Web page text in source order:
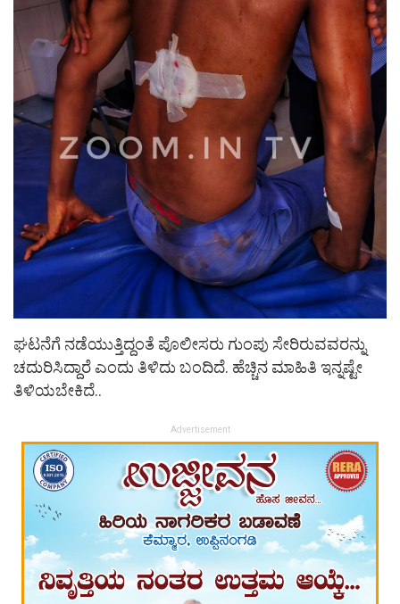
ಘಟನೆಗೆ ನಡೆಯುತ್ತಿದ್ದಂತೆ ಪೊಲೀಸರು ಗುಂಪು ಸೇರಿರುವವರನ್ನು
ಚದುರಿಸಿದ್ದಾರೆ ಎಂದು ತಿಳಿದು ಬಂದಿದೆ. ಹೆಚ್ಚಿನ ಮಾಹಿತಿ ಇನ್ನಷ್ಟೇ
ತಿಳಿಯಬೇಕಿದೆ..
Advertisement